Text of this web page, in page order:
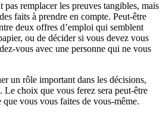
pas remplacer les preuves tangibles, mais
faits à prendre en compte. Peut-être
deux offres d’emploi qui semblent
ou de décider si vous devez vous
vous avec une personne qui ne vous
un rôle important dans les décisions,
Le choix que vous ferez sera peut-être
que vous vous faites de vous-même.